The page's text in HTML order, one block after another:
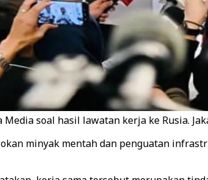
soal hasil lawatan kerja ke Rusia.
minyak mentah dan penguatan